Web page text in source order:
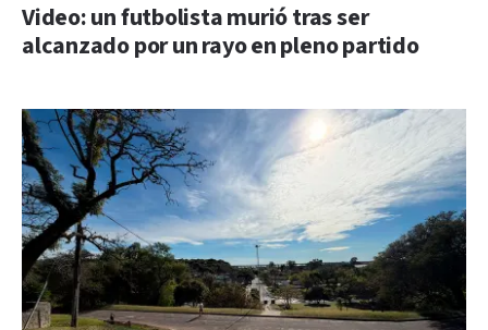
Video: un futbolista murió tras ser
alcanzado por un rayo en pleno partido